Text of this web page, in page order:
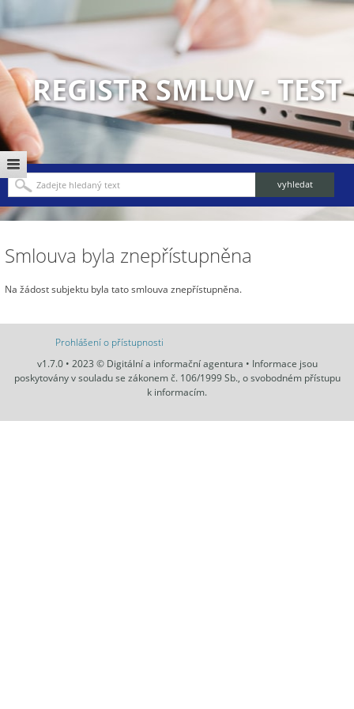
REGISTR SMLUV - TEST
Smlouva byla znepřístupněna
Na žádost subjektu byla tato smlouva znepřístupněna.
Prohlášení o přístupnosti
v1.7.0 • 2023 © Digitální a informační agentura • Informace jsou
poskytovány v souladu se zákonem č. 106/1999 Sb., o svobodném přístupu
k informacím.